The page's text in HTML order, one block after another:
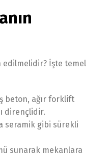
İşte temel
beton, ağır forklift
dirençlidir.
seramik gibi sürekli
sunarak mekanlara